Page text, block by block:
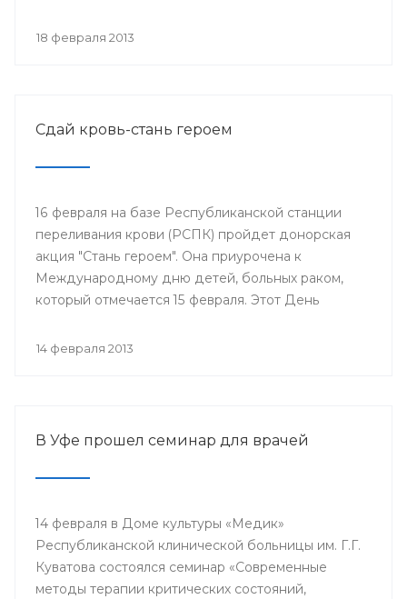
18 февраля 2013
Сдай кровь-стань героем
16 февраля на базе Республиканской станции
переливания крови (РСПК) пройдет донорская
акция "Стань героем". Она приурочена к
Международному дню детей, больных раком,
который отмечается 15 февраля. Этот День
патронатом Международного общества детских
14 февраля 2013
В Уфе прошел семинар для врачей
14 февраля в Доме культуры «Медик»
Республиканской клинической больницы им. Г.Г.
Куватова состоялся семинар «Современные
методы терапии критических состояний,